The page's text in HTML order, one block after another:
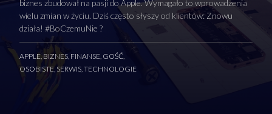
biznes zbudował na pasji do Apple. Wymagało to wprowadzenia
wielu zmian w życiu. Dziś często słyszy od klientów: Znowu
działa! #BoCzemuNie ?
APPLE, BIZNES, FINANSE, GOŚĆ,
OSOBISTE, SERWIS,TECHNOLOGIE